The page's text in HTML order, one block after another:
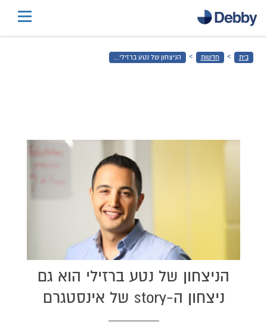
דלג
לתוכן
בית › חדשות › הניצחון של נטע ברזילי...
הניצחון של נטע ברזילי הוא גם
ניצחון ה-story של אינסטגרם